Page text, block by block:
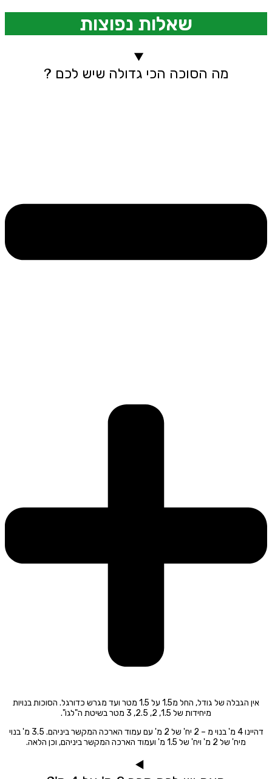
שאלות נפוצות
מה הסוכה הכי גדולה שיש לכם ?
אין הגבלה של גודל, החל מ1.5 על 1.5 מטר ועד מגרש כדורגל. הסוכות בנויות
מיחידות של 1.5, 2, 2.5, 3 מטר בשיטת ה"לגו".
דהיינו 4 מ' בנוי מ – 2 יח' של 2 מ' עם עמוד הארכה המקשר ביניהם. 3.5 מ' בנוי
מיח' של 2 מ' ויח' של 1.5 מ' ועמוד הארכה המקשר ביניהם, וכן הלאה.